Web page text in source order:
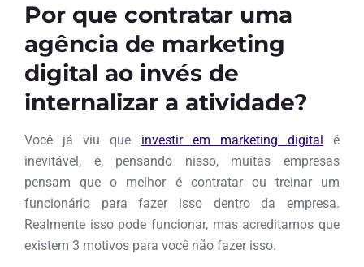
Por que contratar uma
agência de marketing
digital ao invés de
internalizar a atividade?
Você já viu que investir em marketing digital
é
inevitável, e, pensando nisso, muitas empresas
pensam que o melhor é contratar ou treinar um
funcionário para fazer isso dentro da empresa.
Realmente isso pode funcionar, mas acreditamos que
existem 3 motivos para você não fazer isso.